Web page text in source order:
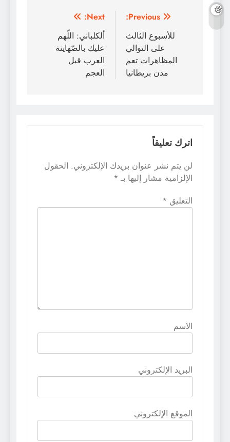
تصفّح
المقالات
Previous:
للأسبوع الثالث
على التوالي
المظاهرات تعم
مدن بريطانيا
Next:
ألكلباني: اللّهم
عليك بالصّهاينة
العرب قبل
العجم
اترك تعليقاً
لن يتم نشر عنوان بريدك الإلكتروني. الحقول
الإلزامية مشار إليها بـ *
التعليق *
الاسم
البريد الإلكتروني
الموقع الإلكتروني